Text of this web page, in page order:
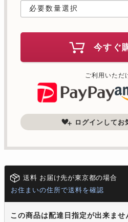
今すぐ
ご利用いただ
ログインしてお
送料 お届け先が東京都の場合
お住まいの住所で送料を確認
この商品は配達日指定が出来ませ